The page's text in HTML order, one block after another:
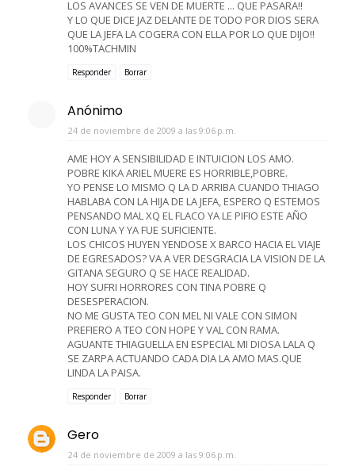
LOS AVANCES SE VEN DE MUERTE ... QUE PASARA!!
Y LO QUE DICE JAZ DELANTE DE TODO POR DIOS SERA
QUE LA JEFA LA COGERA CON ELLA POR LO QUE DIJO!!
100%TACHMIN
Responder Borrar
Anónimo
24 de noviembre de 2009 a las 9:06 p.m.
AME HOY A SENSIBILIDAD E INTUICION LOS AMO.
POBRE KIKA ARIEL MUERE ES HORRIBLE,POBRE.
YO PENSE LO MISMO Q LA D ARRIBA CUANDO THIAGO
HABLABA CON LA HIJA DE LA JEFA, ESPERO Q ESTEMOS
PENSANDO MAL XQ EL FLACO YA LE PIFIO ESTE AÑO
CON LUNA Y YA FUE SUFICIENTE.
LOS CHICOS HUYEN YENDOSE X BARCO HACIA EL VIAJE
DE EGRESADOS? VA A VER DESGRACIA LA VISION DE LA
GITANA SEGURO Q SE HACE REALIDAD.
HOY SUFRI HORRORES CON TINA POBRE Q
DESESPERACION.
NO ME GUSTA TEO CON MEL NI VALE CON SIMON
PREFIERO A TEO CON HOPE Y VAL CON RAMA.
AGUANTE THIAGUELLA EN ESPECIAL MI DIOSA LALA Q
SE ZARPA ACTUANDO CADA DIA LA AMO MAS.QUE
LINDA LA PAISA.
Responder Borrar
Gero
24 de noviembre de 2009 a las 9:06 p.m.